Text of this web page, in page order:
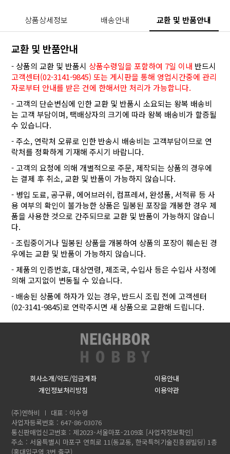
상품상세정보 배송안내 교환 및 반품안내
교환 및 반품안내
- 상품의 교환 및 반품시 상품수령일을 포함하여 7일 이내 반드시
고객센터(02-3141-9845) 또는 게시판을 통해 영업시간중에 관리
자로부터 안내를 받은 건에 한해서만 처리가 가능합니다.
- 고객의 단순변심에 인한 교환 및 반품시 소요되는 왕복 배송비
는 고객 부담이며, 택배상자의 크기에 따라 왕복 배송비가 할증될
수 있습니다.
- 주소, 연락처 오류로 인한 반송시 배송비는 고객부담이므로 연
락처를 정확하게 기재해 주시기 바랍니다.
- 고객의 요청에 의해 개별적으로 주문, 제작되는 상품의 경우에
는 결제 후 취소, 교환 및 반품이 가능하지 않습니다.
- 병입 도료, 공구류, 에어브러쉬, 컴프레셔, 완성품, 서적류 등 사
용 여부의 확인이 불가능한 상품은 밀봉된 포장을 개봉한 경우 제
품을 사용한 것으로 간주되므로 교환 및 반품이 가능하지 않습니
다.
- 조립중이거나 밀봉된 상품을 개봉하여 상품의 포장이 훼손된 경
우에는 교환 및 반품이 가능하지 않습니다.
- 제품의 인증번호, 대상연령, 제조국, 수입사 등은 수입사 사정에
의해 고지없이 변동될 수 있습니다.
- 배송된 상품에 하자가 있는 경우, 반드시 조립 전에 고객센터
(02-3141-9845)로 연락주시면 새 상품으로 교환해 드립니다.
회사소개/약도/입금계좌
이용안내
개인정보처리방침
이용약관
(주)엔하비
대표 : 이수영
사업자등록번호 : 647-86-03076
통신판매업신고번호 : 제2023-서울마포-2109호 [사업자정보확인]
주소 : 서울특별시 마포구 연희로 11(동교동, 한국특허기술진흥원빌딩) 1층
(홍대입구역 3번 출구)